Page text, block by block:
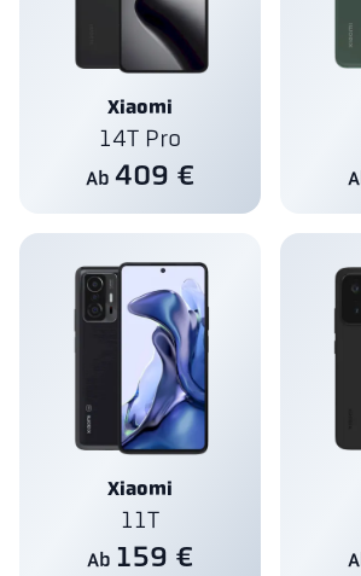
Xiaomi
14T Pro
Ab 409 €
Xiaomi
11T
Ab 159 €